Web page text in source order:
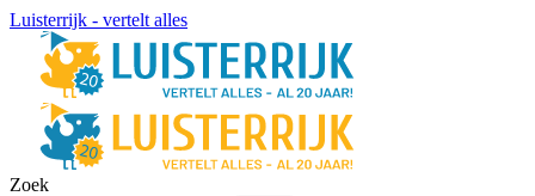
Luisterrijk - vertelt alles
Zoek